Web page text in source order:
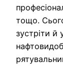
тощо.
зустріти й